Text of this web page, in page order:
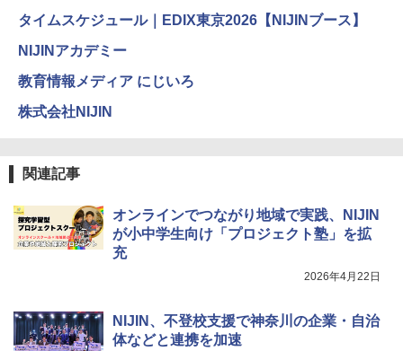
5
自分の思いを言葉にする こどもアウトプ
￥1,650
5
タイムスケジュール｜EDIX東京2026【NIJINブース】
NIJINアカデミー
教育情報メディア にじいろ
株式会社NIJIN
関連記事
オンラインでつながり地域で実践、NIJIN
が小中学生向け「プロジェクト塾」を拡
充
2026年4月22日
NIJIN、不登校支援で神奈川の企業・自治
体などと連携を加速